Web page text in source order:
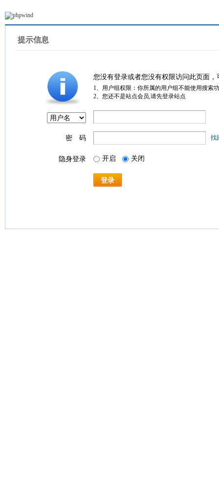
提示信息
您没有登录或者您没有权限访问此页面
1、用户组权限：你所属的用户组不能使用搜索
2、您还不是站点会员,请先登录站点
密 码 找
隐身登录 开启 关闭
登录